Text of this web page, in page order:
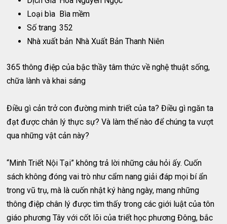
Loại bìa Bìa mềm
Số trang 352
Nhà xuất bản Nhà Xuất Bản Thanh Niên
365 thông điệp của bậc thầy tâm thức về nghệ thuật sống,
chữa lành và khai sáng
Điều gì cản trở con đường minh triết của ta? Điều gì ngăn ta
đạt được chân lý thực sự? Và làm thế nào để chúng ta vượt
qua những vật cản này?
“Minh Triết Nội Tại” không trả lời những câu hỏi ấy. Cuốn
sách không đóng vai trò như cẩm nang giải đáp mọi bí ẩn
trong vũ trụ, mà là cuốn nhật ký hàng ngày, mang những
thông điệp chân lý được tìm thấy trong các giới luật của tôn
giáo phương Tây với cốt lõi của triết học phương Đông, bắc